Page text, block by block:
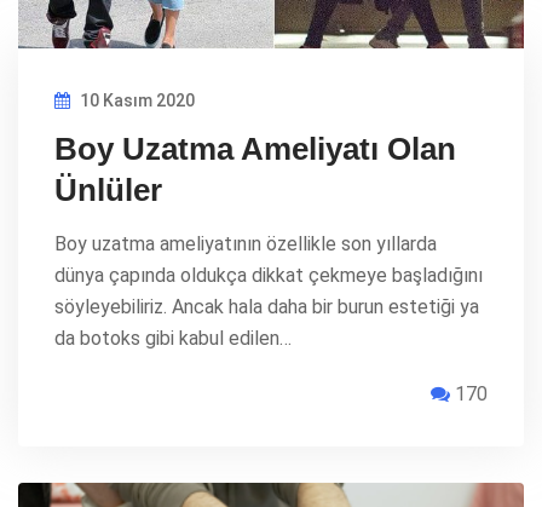
10 Kasım 2020
Boy Uzatma Ameliyatı Olan
Ünlüler
Boy uzatma ameliyatının özellikle son yıllarda
dünya çapında oldukça dikkat çekmeye başladığını
söyleyebiliriz. Ancak hala daha bir burun estetiği ya
da botoks gibi kabul edilen…
170